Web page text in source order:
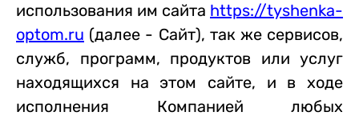
использования им сайта https://tyshenka-
optom.ru (далее - Сайт), так же сервисов,
служб, программ, продуктов или услуг
находящихся на этом сайте, и в ходе
исполнения Компанией любых